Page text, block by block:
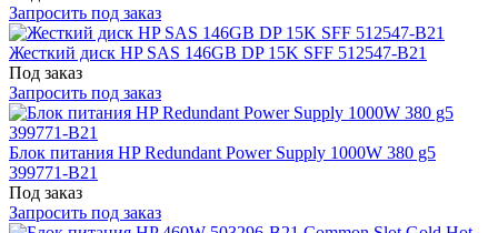
Запросить под заказ
Жесткий диск HP SAS 146GB DP 15K SFF 512547-B21
Под заказ
Запросить под заказ
Блок питания HP Redundant Power Supply 1000W 380 g5
399771-B21
Под заказ
Запросить под заказ